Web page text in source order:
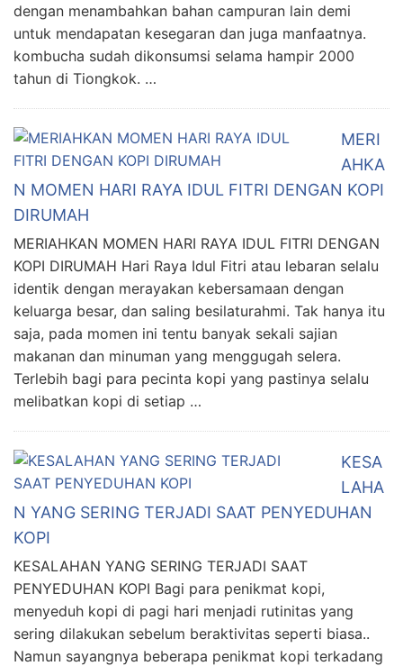
dengan menambahkan bahan campuran lain demi
untuk mendapatan kesegaran dan juga manfaatnya.
kombucha sudah dikonsumsi selama hampir 2000
tahun di Tiongkok. …
MERI
AHKA
N MOMEN HARI RAYA IDUL FITRI DENGAN KOPI
DIRUMAH
MERIAHKAN MOMEN HARI RAYA IDUL FITRI DENGAN
KOPI DIRUMAH Hari Raya Idul Fitri atau lebaran selalu
identik dengan merayakan kebersamaan dengan
keluarga besar, dan saling besilaturahmi. Tak hanya itu
saja, pada momen ini tentu banyak sekali sajian
makanan dan minuman yang menggugah selera.
Terlebih bagi para pecinta kopi yang pastinya selalu
melibatkan kopi di setiap …
KESA
LAHA
N YANG SERING TERJADI SAAT PENYEDUHAN
KOPI
KESALAHAN YANG SERING TERJADI SAAT
PENYEDUHAN KOPI Bagi para penikmat kopi,
menyeduh kopi di pagi hari menjadi rutinitas yang
sering dilakukan sebelum beraktivitas seperti biasa..
Namun sayangnya beberapa penikmat kopi terkadang